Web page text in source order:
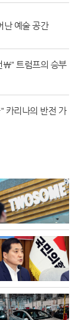
난 예술 공간
\" 트럼프의 승부
리나의 반전 가